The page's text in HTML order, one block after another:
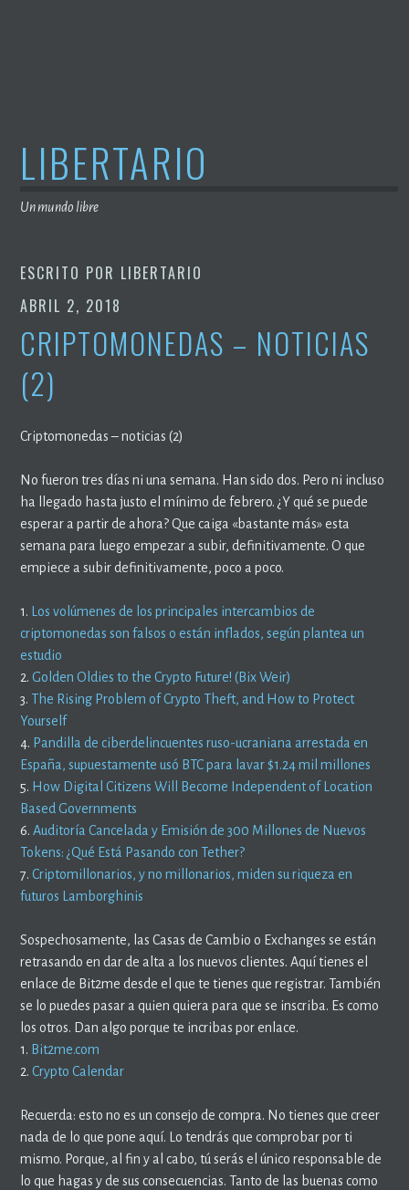
LIBERTARIO
Un mundo libre
ESCRITO POR LIBERTARIO
ABRIL 2, 2018
CRIPTOMONEDAS – NOTICIAS
(2)
Criptomonedas – noticias (2)
No fueron tres días ni una semana. Han sido dos. Pero ni incluso
ha llegado hasta justo el mínimo de febrero. ¿Y qué se puede
esperar a partir de ahora? Que caiga «bastante más» esta
semana para luego empezar a subir, definitivamente. O que
empiece a subir definitivamente, poco a poco.
1. Los volúmenes de los principales intercambios de
criptomonedas son falsos o están inflados, según plantea un
estudio
2.Golden Oldies to the Crypto Future! (Bix Weir)
3. The Rising Problem of Crypto Theft, and How to Protect
Yourself
4. Pandilla de ciberdelincuentes ruso-ucraniana arrestada en
España, supuestamente usó BTC para lavar $1.24 mil millones
5. How Digital Citizens Will Become Independent of Location
Based Governments
6.Auditoría Cancelada y Emisión de 300 Millones de Nuevos
Tokens: ¿Qué Está Pasando con Tether?
7.Criptomillonarios, y no millonarios, miden su riqueza en
futuros Lamborghinis
Sospechosamente, las Casas de Cambio o Exchanges se están
retrasando en dar de alta a los nuevos clientes. Aquí tienes el
enlace de Bit2me desde el que te tienes que registrar. También
se lo puedes pasar a quien quiera para que se inscriba. Es como
los otros. Dan algo porque te incribas por enlace.
1. Bit2me.com
2.Crypto Calendar
Recuerda: esto no es un consejo de compra. No tienes que creer
nada de lo que pone aquí. Lo tendrás que comprobar por ti
mismo. Porque, al fin y al cabo, tú serás el único responsable de
lo que hagas y de sus consecuencias. Tanto de las buenas como